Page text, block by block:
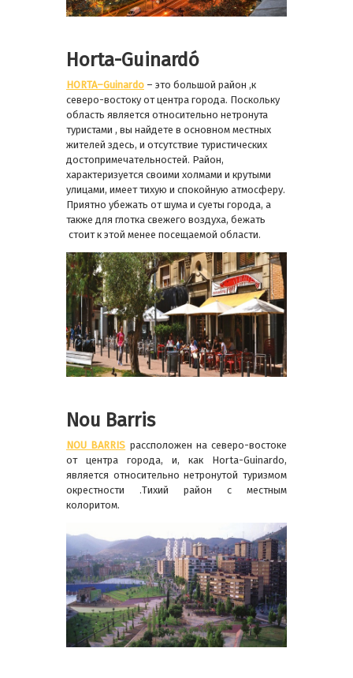
Horta-Guinardó
HORTA–Guinardo – это большой район ,к
северо-востоку от центра города. Поскольку
область является относительно нетронута
туристами , вы найдете в основном местных
жителей здесь, и отсутствие туристических
достопримечательностей. Район,
характеризуется своими холмами и крутыми
улицами, имеет тихую и спокойную атмосферу.
Приятно убежать от шума и суеты города, а
также для глотка свежего воздуха, бежать
стоит к этой менее посещаемой области.
Nou Barris
NOU BARRIS расcположен на северо-востоке
от центра города, и, как Horta-Guinardo,
является относительно нетронутой туризмом
окрестности .Тихий район с местным
колоритом.